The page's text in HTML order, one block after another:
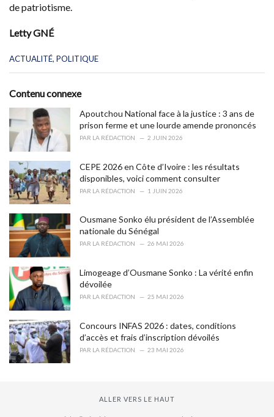
de patriotisme.
Letty GNÉ
C
e
r
e
:
ACTUALITÉ, POLITIQUE
Contenu connexe
Apoutchou National face à la justice : 3 ans de
prison ferme et une lourde amende prononcés
PAR LA RÉDACTION 2 JUIN 2026
CEPE 2026 en Côte d’Ivoire : les résultats
disponibles, voici comment consulter
PAR LA RÉDACTION 1 JUIN 2026
Ousmane Sonko élu président de l’Assemblée
nationale du Sénégal
PAR LA RÉDACTION 26 MAI 2026
Limogeage d’Ousmane Sonko : La vérité enfin
dévoilée
PAR LA RÉDACTION 25 MAI 2026
Concours INFAS 2026 : dates, conditions
d’accès et frais d’inscription dévoilés
PAR LA RÉDACTION 23 MAI 2026
ALLER VERS LE HAUT